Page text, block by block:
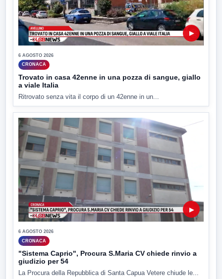
▶
6 AGOSTO 2026
CRONACA
Trovato in casa 42enne in una pozza di sangue, giallo
a viale Italia
Ritrovato senza vita il corpo di un 42enne in un...
▶
6 AGOSTO 2026
CRONACA
"Sistema Caprio", Procura S.Maria CV chiede rinvio a
giudizio per 54
La Procura della Repubblica di Santa Capua Vetere chiude le...